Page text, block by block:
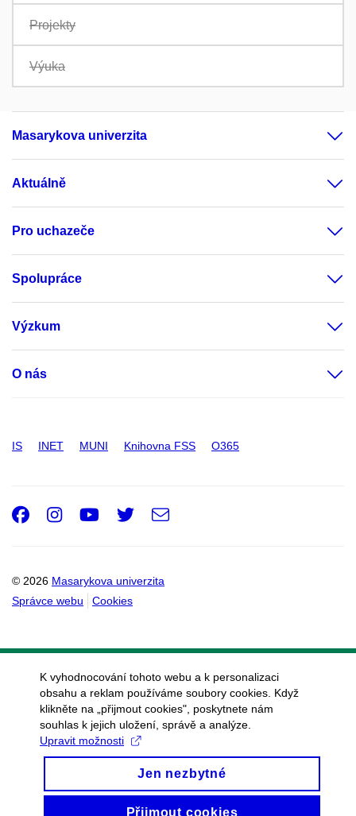
Projekty
Výuka
Masarykova univerzita
Aktuálně
Pro uchazeče
Spolupráce
Výzkum
O nás
IS INET MUNI Knihovna FSS O365
© 2026 Masarykova univerzita
Správce webu
Cookies
Facebook
Instagram
Youtube
Twitter
e-
K vyhodnocování tohoto webu a k personalizaci
obsahu a reklam používáme soubory cookies. Když
klikněte na „přijmout cookies", poskytnete nám
souhlas k jejich uložení, správě a analýze.
Upravit možnosti
Jen nezbytné
Přijmout cookies